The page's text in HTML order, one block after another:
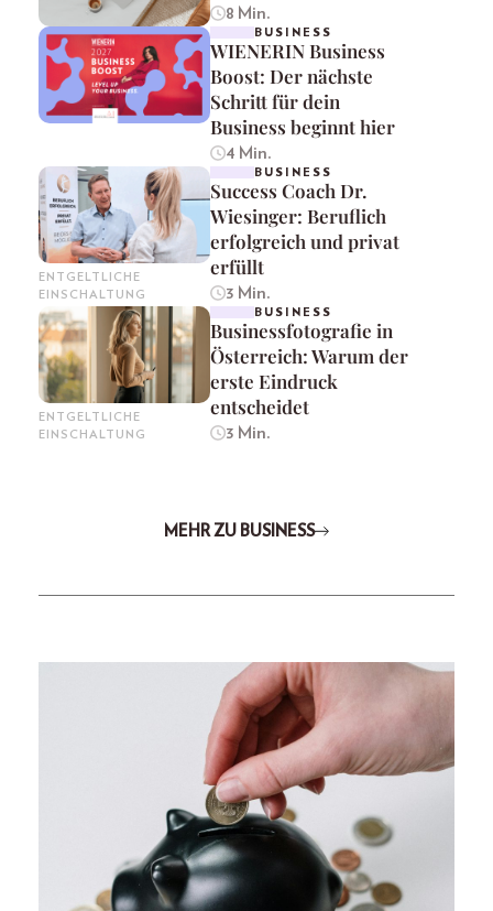
8 Min.
BUSINESS
WIENERIN Business
Boost: Der nächste
Schritt für dein
Business beginnt hier
4 Min.
ENTGELTLICHE
EINSCHALTUNG
BUSINESS
Success Coach Dr.
Wiesinger: Beruflich
erfolgreich und privat
erfüllt
3 Min.
ENTGELTLICHE
EINSCHALTUNG
BUSINESS
Businessfotografie in
Österreich: Warum der
erste Eindruck
entscheidet
3 Min.
MEHR ZU BUSINESS